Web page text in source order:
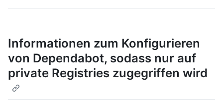
Informationen zum Konfigurieren
von Dependabot, sodass nur auf
private Registries zugegriffen wird